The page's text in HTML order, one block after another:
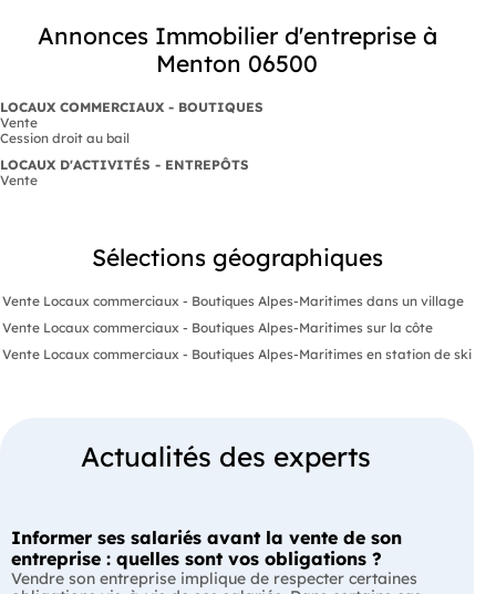
Annonces Immobilier d'entreprise à
Menton 06500
LOCAUX COMMERCIAUX - BOUTIQUES
Vente
Cession droit au bail
LOCAUX D'ACTIVITÉS - ENTREPÔTS
Vente
Sélections géographiques
Vente Locaux commerciaux - Boutiques Alpes-Maritimes dans un village
Vente Locaux commerciaux - Boutiques Alpes-Maritimes sur la côte
Vente Locaux commerciaux - Boutiques Alpes-Maritimes en station de ski
Actualités des experts
Informer ses salariés avant la vente de son
entreprise : quelles sont vos obligations ?
Vendre son entreprise implique de respecter certaines